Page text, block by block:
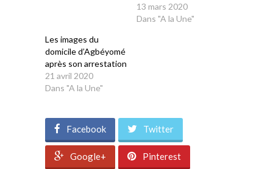
13 mars 2020
Dans "A la Une"
Les images du
domicile d’Agbéyomé
après son arrestation
21 avril 2020
Dans "A la Une"
Facebook Twitter
Google+ Pinterest